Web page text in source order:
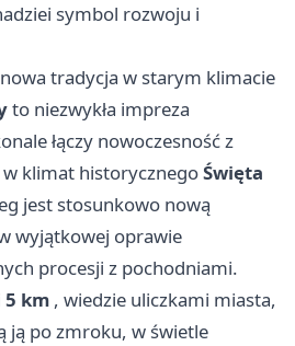
symbol rozwoju i
tradycja w starym klimacie
to niezwykła impreza
łączy nowoczesność z
klimat historycznegoŚwięta
jest stosunkowo nową
wyjątkowej oprawie
procesji z pochodniami.
5 km , wiedzie uliczkami miasta,
ją po zmroku, w świetle